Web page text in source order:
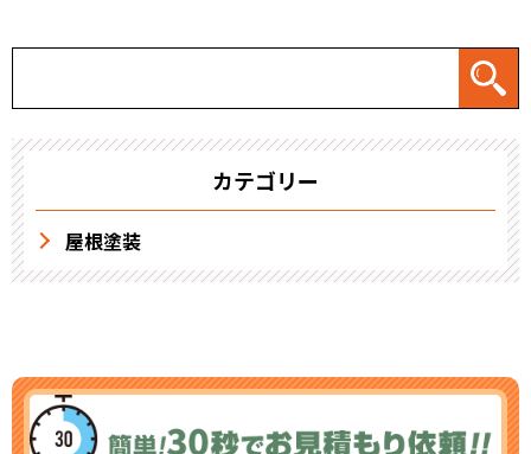
カテゴリー
屋根塗装